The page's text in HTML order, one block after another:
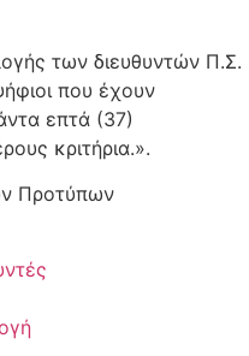
των διευθυντών Π.Σ.
που έχουν
επτά (37)
κριτήρια.».
Προτύπων